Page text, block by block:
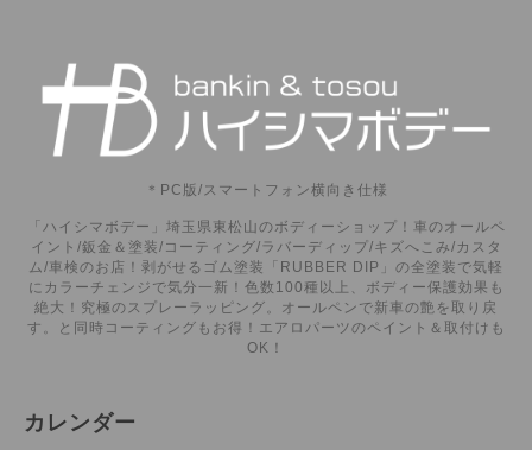
＊PC版/スマートフォン横向き仕様
「ハイシマボデー」埼玉県東松山のボディーショップ！車のオールペ
イント/鈑金＆塗装/コーティング/ラバーディップ/キズへこみ/カスタ
ム/車検のお店！剥がせるゴム塗装「RUBBER DIP」の全塗装で気軽
にカラーチェンジで気分一新！色数100種以上、ボディー保護効果も
絶大！究極のスプレーラッピング。オールペンで新車の艶を取り戻
す。と同時コーティングもお得！エアロパーツのペイント＆取付けも
OK！
カレンダー